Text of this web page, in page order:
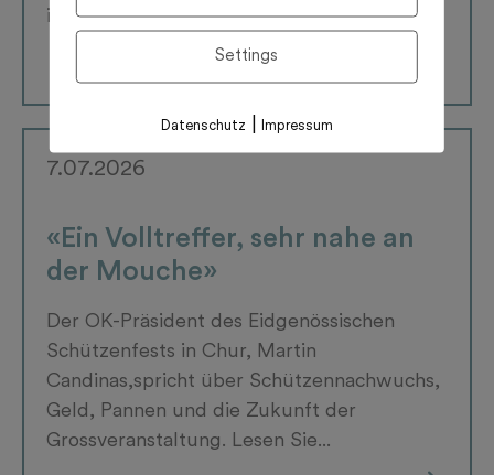
il...
7.07.2026
«Ein Volltreffer, sehr nahe an
der Mouche»
Der OK-Präsident des Eidgenössischen
Schützenfests in Chur, Martin
Candinas,spricht über Schützennachwuchs,
Geld, Pannen und die Zukunft der
Grossveranstaltung. Lesen Sie...
Settings
Datenschutz Impressum